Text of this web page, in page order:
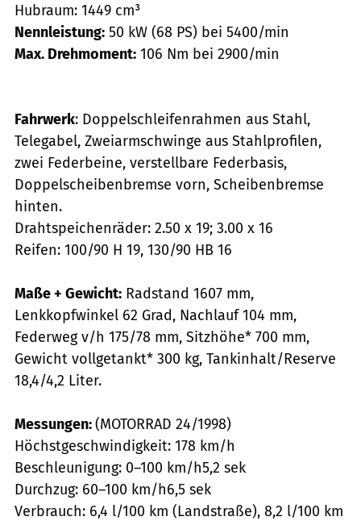
Hubraum: 1449 cm³
Nennleistung: 50 kW (68 PS) bei 5400/min
Max. Drehmoment: 106 Nm bei 2900/min
Fahrwerk: Doppelschleifenrahmen aus Stahl,
Telegabel, Zweiarmschwinge aus Stahlprofilen,
zwei Federbeine, verstellbare Federbasis,
Doppelscheibenbremse vorn, Scheibenbremse
hinten.
Drahtspeichenräder: 2.50 x 19; 3.00 x 16
Reifen: 100/90 H 19, 130/90 HB 16
Maße + Gewicht: Radstand 1607 mm,
Lenkkopfwinkel 62 Grad, Nachlauf 104 mm,
Federweg v/h 175/78 mm, Sitzhöhe* 700 mm,
Gewicht vollgetankt* 300 kg, Tankinhalt/Reserve
18,4/4,2 Liter.
Messungen:(MOTORRAD 24/1998)
Höchstgeschwindigkeit: 178 km/h
Beschleunigung: 0–100 km/h5,2 sek
Durchzug: 60–100 km/h6,5 sek
Verbrauch: 6,4 l/100 km (Landstraße), 8,2 l/100 km